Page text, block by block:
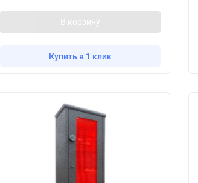
В корзину
Купить в 1 клик